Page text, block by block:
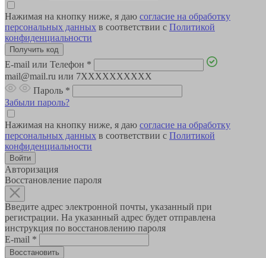
Нажимая на кнопку ниже, я даю согласие на обработку
персональных данных в соответствии с Политикой
конфиденциальности
E-mail или Телефон *
mail@mail.ru или 7XXXXXXXXXX
Пароль *
Забыли пароль?
Нажимая на кнопку ниже, я даю согласие на обработку
персональных данных в соответствии с Политикой
конфиденциальности
Авторизация
Восстановление пароля
Введите адрес электронной почты, указанный при
регистрации. На указанный адрес будет отправлена
инструкция по восстановлению пароля
E-mail *